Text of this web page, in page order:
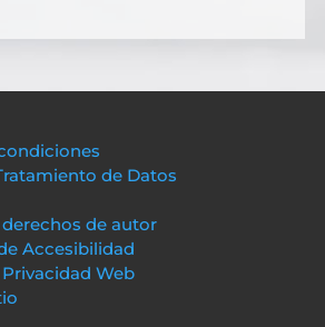
de Datos
derechos de autor
Accesibilidad
Web